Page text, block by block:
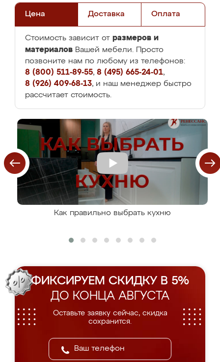
Цена Доставка Оплата
Стоимость зависит от размеров и
материалов Вашей мебели. Просто
позвоните нам по любому из телефонов:
8 (800) 511-89-55, 8 (495) 665-24-01,
8 (926) 409-68-13, и наш менеджер быстро
рассчитает стоимость.
Как правильно выбрать кухню
ФИКСИРУЕМ СКИДКУ В 5%
ДО КОНЦА АВГУСТА
Оставьте заявку сейчас, скидка
сохранится.